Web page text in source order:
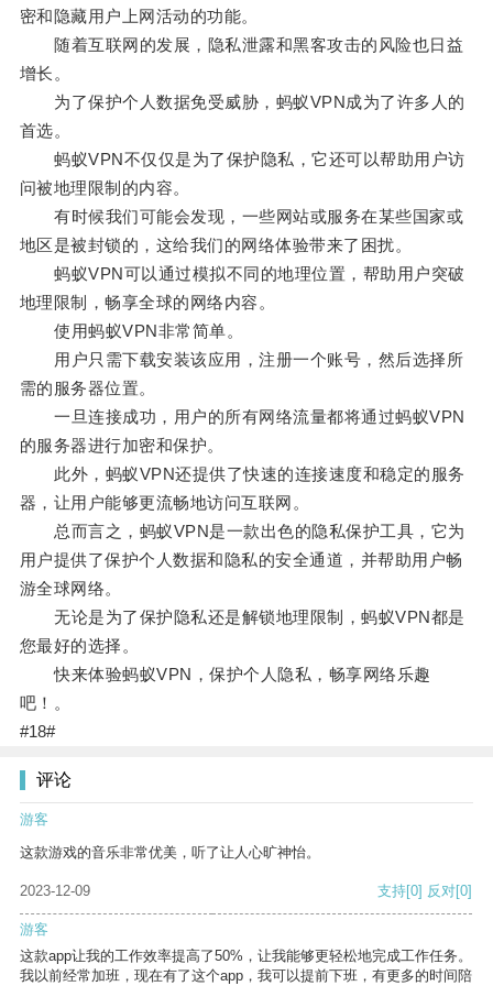
密和隐藏用户上网活动的功能。
随着互联网的发展，隐私泄露和黑客攻击的风险也日益
增长。
为了保护个人数据免受威胁，蚂蚁VPN成为了许多人的
首选。
蚂蚁VPN不仅仅是为了保护隐私，它还可以帮助用户访
问被地理限制的内容。
有时候我们可能会发现，一些网站或服务在某些国家或
地区是被封锁的，这给我们的网络体验带来了困扰。
蚂蚁VPN可以通过模拟不同的地理位置，帮助用户突破
地理限制，畅享全球的网络内容。
使用蚂蚁VPN非常简单。
用户只需下载安装该应用，注册一个账号，然后选择所
需的服务器位置。
一旦连接成功，用户的所有网络流量都将通过蚂蚁VPN
的服务器进行加密和保护。
此外，蚂蚁VPN还提供了快速的连接速度和稳定的服务
器，让用户能够更流畅地访问互联网。
总而言之，蚂蚁VPN是一款出色的隐私保护工具，它为
用户提供了保护个人数据和隐私的安全通道，并帮助用户畅
游全球网络。
无论是为了保护隐私还是解锁地理限制，蚂蚁VPN都是
您最好的选择。
快来体验蚂蚁VPN，保护个人隐私，畅享网络乐趣
吧！。
#18#
评论
游客
这款游戏的音乐非常优美，听了让人心旷神怡。
2023-12-09 支持[0] 反对[0]
游客
这款app让我的工作效率提高了50%，让我能够更轻松地完成工作任务。
我以前经常加班，现在有了这个app，我可以提前下班，有更多的时间陪